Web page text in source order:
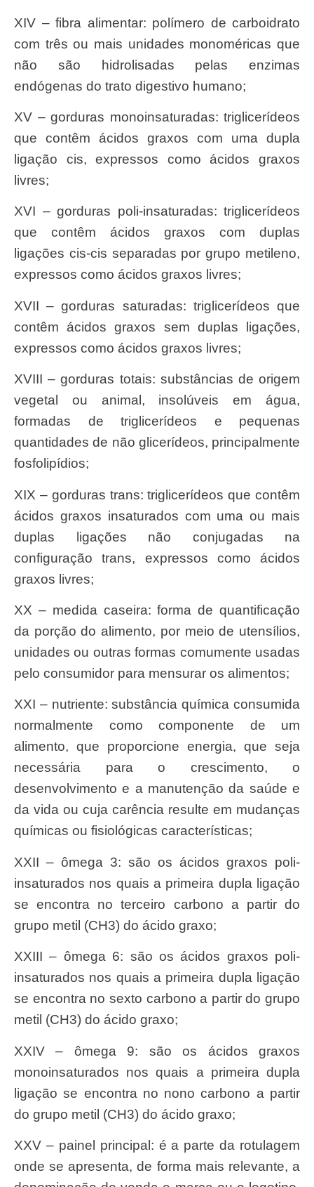
XIV – fibra alimentar: polímero de carboidrato
com três ou mais unidades monoméricas que
não são hidrolisadas pelas enzimas
endógenas do trato digestivo humano;
XV – gorduras monoinsaturadas: triglicerídeos
que contêm ácidos graxos com uma dupla
ligação cis, expressos como ácidos graxos
livres;
XVI – gorduras poli-insaturadas: triglicerídeos
que contêm ácidos graxos com duplas
ligações cis-cis separadas por grupo metileno,
expressos como ácidos graxos livres;
XVII – gorduras saturadas: triglicerídeos que
contêm ácidos graxos sem duplas ligações,
expressos como ácidos graxos livres;
XVIII – gorduras totais: substâncias de origem
vegetal ou animal, insolúveis em água,
formadas de triglicerídeos e pequenas
quantidades de não glicerídeos, principalmente
fosfolipídios;
XIX – gorduras trans: triglicerídeos que contêm
ácidos graxos insaturados com uma ou mais
duplas ligações não conjugadas na
configuração trans, expressos como ácidos
graxos livres;
XX – medida caseira: forma de quantificação
da porção do alimento, por meio de utensílios,
unidades ou outras formas comumente usadas
pelo consumidor para mensurar os alimentos;
XXI – nutriente: substância química consumida
normalmente como componente de um
alimento, que proporcione energia, que seja
necessária para o crescimento, o
desenvolvimento e a manutenção da saúde e
da vida ou cuja carência resulte em mudanças
químicas ou fisiológicas características;
XXII – ômega 3: são os ácidos graxos poli-
insaturados nos quais a primeira dupla ligação
se encontra no terceiro carbono a partir do
grupo metil (CH3) do ácido graxo;
XXIII – ômega 6: são os ácidos graxos poli-
insaturados nos quais a primeira dupla ligação
se encontra no sexto carbono a partir do grupo
metil (CH3) do ácido graxo;
XXIV – ômega 9: são os ácidos graxos
monoinsaturados nos quais a primeira dupla
ligação se encontra no nono carbono a partir
do grupo metil (CH3) do ácido graxo;
XXV – painel principal: é a parte da rotulagem
onde se apresenta, de forma mais relevante, a